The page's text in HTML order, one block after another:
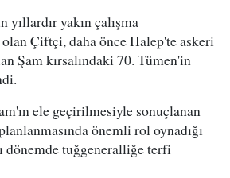
yıllardır yakın çalışma
Çiftçi, daha önce Halep'te askeri
Şam kırsalındaki 70. Tümen'in
ele geçirilmesiyle sonuçlanan
önemli rol oynadığı
tuğgeneralliğe terfi